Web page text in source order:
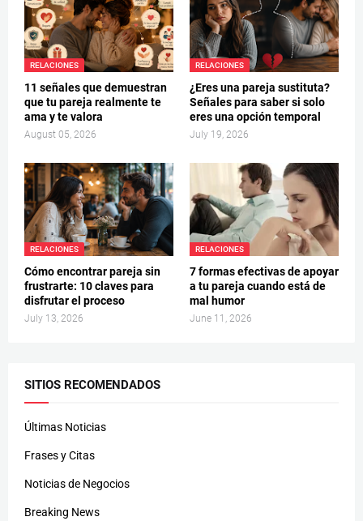
RELACIONES
11 señales que demuestran
que tu pareja realmente te
ama y te valora
August 05, 2026
RELACIONES
¿Eres una pareja sustituta?
Señales para saber si solo
eres una opción temporal
July 19, 2026
RELACIONES
Cómo encontrar pareja sin
frustrarte: 10 claves para
disfrutar el proceso
July 13, 2026
RELACIONES
7 formas efectivas de apoyar
a tu pareja cuando está de
mal humor
June 11, 2026
SITIOS RECOMENDADOS
Últimas Noticias
Frases y Citas
Noticias de Negocios
Breaking News